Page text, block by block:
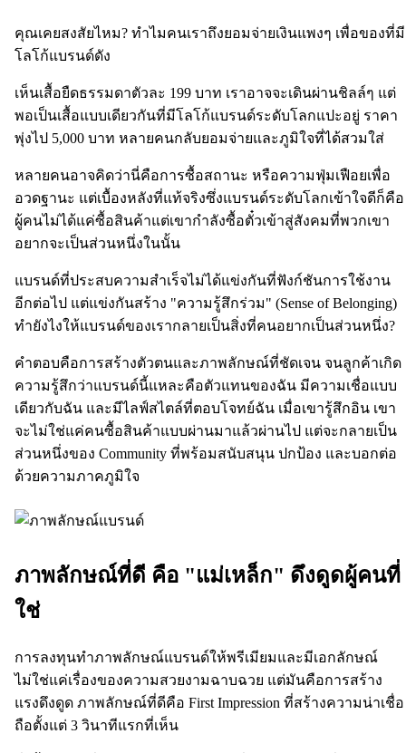
คุณเคยสงสัยไหม? ทำไมคนเราถึงยอมจ่ายเงินแพงๆ เพื่อของที่มี
โลโก้แบรนด์ดัง
เห็นเสื้อยืดธรรมดาตัวละ 199 บาท เราอาจจะเดินผ่านชิลล์ๆ แต่
พอเป็นเสื้อแบบเดียวกันที่มีโลโก้แบรนด์ระดับโลกแปะอยู่ ราคา
พุ่งไป 5,000 บาท หลายคนกลับยอมจ่ายและภูมิใจที่ได้สวมใส่
หลายคนอาจคิดว่านี่คือการซื้อสถานะ หรือความฟุ่มเฟือยเพื่อ
อวดฐานะ แต่เบื้องหลังที่แท้จริงซึ่งแบรนด์ระดับโลกเข้าใจดีก็คือ
ผู้คนไม่ได้แค่ซื้อสินค้าแต่เขากำลังซื้อตั๋วเข้าสู่สังคมที่พวกเขา
อยากจะเป็นส่วนหนึ่งในนั้น
แบรนด์ที่ประสบความสำเร็จไม่ได้แข่งกันที่ฟังก์ชันการใช้งาน
อีกต่อไป แต่แข่งกันสร้าง "ความรู้สึกร่วม" (Sense of Belonging)
ทำยังไงให้แบรนด์ของเรากลายเป็นสิ่งที่คนอยากเป็นส่วนหนึ่ง?
คำตอบคือการสร้างตัวตนและภาพลักษณ์ที่ชัดเจน จนลูกค้าเกิด
ความรู้สึกว่าแบรนด์นี้แหละคือตัวแทนของฉัน มีความเชื่อแบบ
เดียวกับฉัน และมีไลฟ์สไตล์ที่ตอบโจทย์ฉัน เมื่อเขารู้สึกอิน เขา
จะไม่ใช่แค่คนซื้อสินค้าแบบผ่านมาแล้วผ่านไป แต่จะกลายเป็น
ส่วนหนึ่งของ Community ที่พร้อมสนับสนุน ปกป้อง และบอกต่อ
ด้วยความภาคภูมิใจ
ภาพลักษณ์ที่ดี คือ "แม่เหล็ก" ดึงดูดผู้คนที่
ใช่
การลงทุนทำภาพลักษณ์แบรนด์ให้พรีเมียมและมีเอกลักษณ์
ไม่ใช่แค่เรื่องของความสวยงามฉาบฉวย แต่มันคือการสร้าง
แรงดึงดูด ภาพลักษณ์ที่ดีคือ First Impression ที่สร้างความน่าเชื่อ
ถือตั้งแต่ 3 วินาทีแรกที่เห็น